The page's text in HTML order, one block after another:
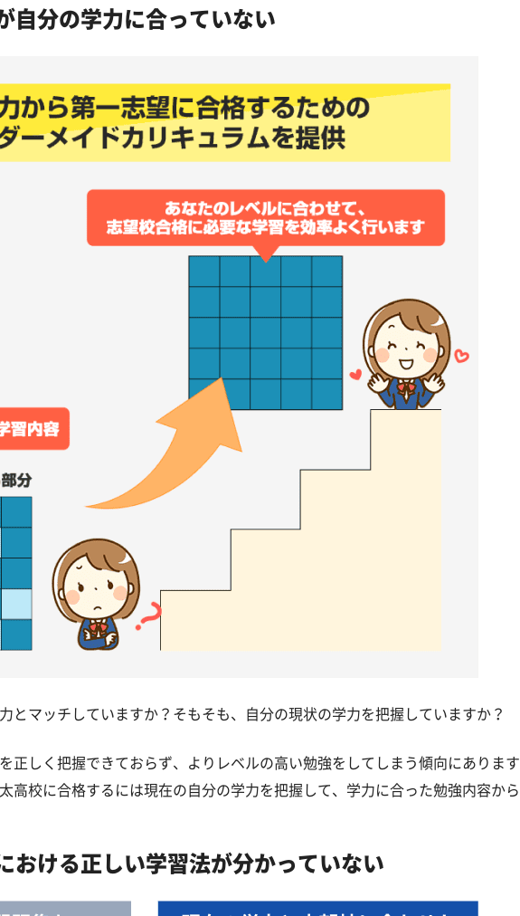
自分の学力に合っていない
とマッチしていますか？そもそも、自分の現状の学力を把握していますか？
正しく把握できておらず、よりレベルの高い勉強をしてしまう傾向にありま
高校に合格するには現在の自分の学力を把握して、学力に合った勉強内容か
おける正しい学習法が分かっていない